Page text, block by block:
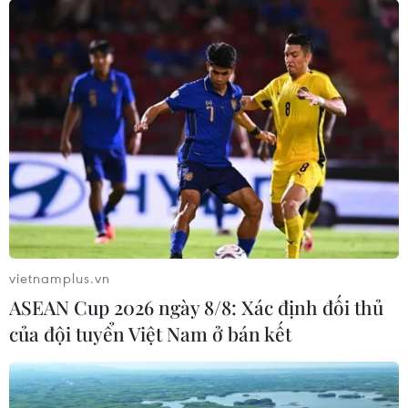
công nghệ, đổi mới sáng tạo và
chuyển đổi số
04/08/2026 01:21
Anh thúc đẩy sử dụng robot trong
phẫu thuật nội soi
03/08/2026 10:34
Xem thêm
CƠ QUAN CHỦ QUẢN: THÔNG TẤN XÃ VIỆT NAM
vietnamplus.vn
ASEAN Cup 2026 ngày 8/8: Xác định đối thủ
của đội tuyển Việt Nam ở bán kết